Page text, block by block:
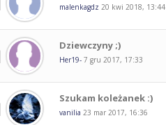
malenkagdz 20 kwi 2018, 13:44
Dziewczyny ;)
Her19- 7 gru 2017, 17:33
Szukam koleżanek :)
vanilia 23 mar 2017, 16:36